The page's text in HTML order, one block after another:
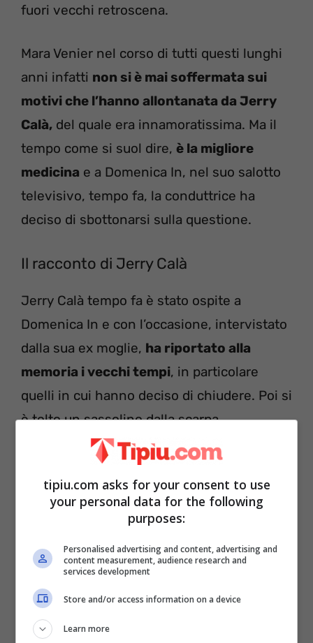
fuori vecchi retroscena.
Mara Venier nel corso di tutti questi lunghi
anni infatti non si è mai soffermata sui
motivi che l’hanno allontanata da Jerry
Calà, del quale era innamoratissima. Ma il
tempo come si suol dire, è la migliore
medicina e a Domenica In, nel suo salotto
televisivo, tempo fa, la conduttrice ha
deciso di sbottonarsi sulla questione.
Il racconto di Jerry Calà
Jerry Calà tempo fa è stato ospite a
Domenica In e con l’occasione, intervistato
dalla sua ex moglie, ha riportato alla
memoria i vecchi tempi, in particolare
quelli in cui hanno deciso di chiudere. Poi si
è tolto un sassolino dalla scarpa.
tipiu.com asks for your consent to use
your personal data for the following
purposes:
Personalised advertising and content, advertising and
content measurement, audience research and
services development
Store and/or access information on a device
Learn more